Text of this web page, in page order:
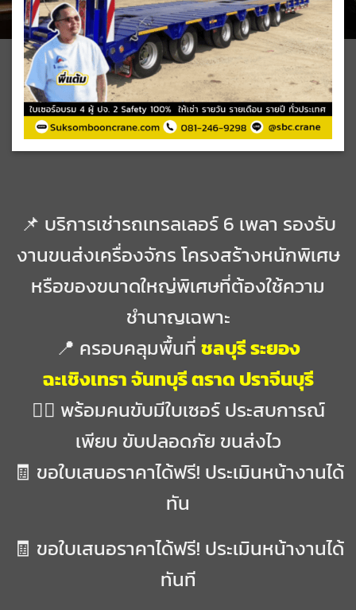
📌 บริการเช่ารถเทรลเลอร์ 6 เพลา รองรับ
งานขนส่งเครื่องจักร โครงสร้างหนักพิเศษ
หรือของขนาดใหญ่พิเศษที่ต้องใช้ความ
ชำนาญเฉพาะ
📍 ครอบคลุมพื้นที่ชลบุรี ระยอง
ฉะเชิงเทรา จันทบุรี ตราด ปราจีนบุรี
👷‍♂️ พร้อมคนขับมีใบเซอร์ ประสบการณ์
เพียบ ขับปลอดภัย ขนส่งไว
🧾 ขอใบเสนอราคาได้ฟรี! ประเมินหน้างานได้
ทัน
🧾 ขอใบเสนอราคาได้ฟรี! ประเมินหน้างานได้
ทันที